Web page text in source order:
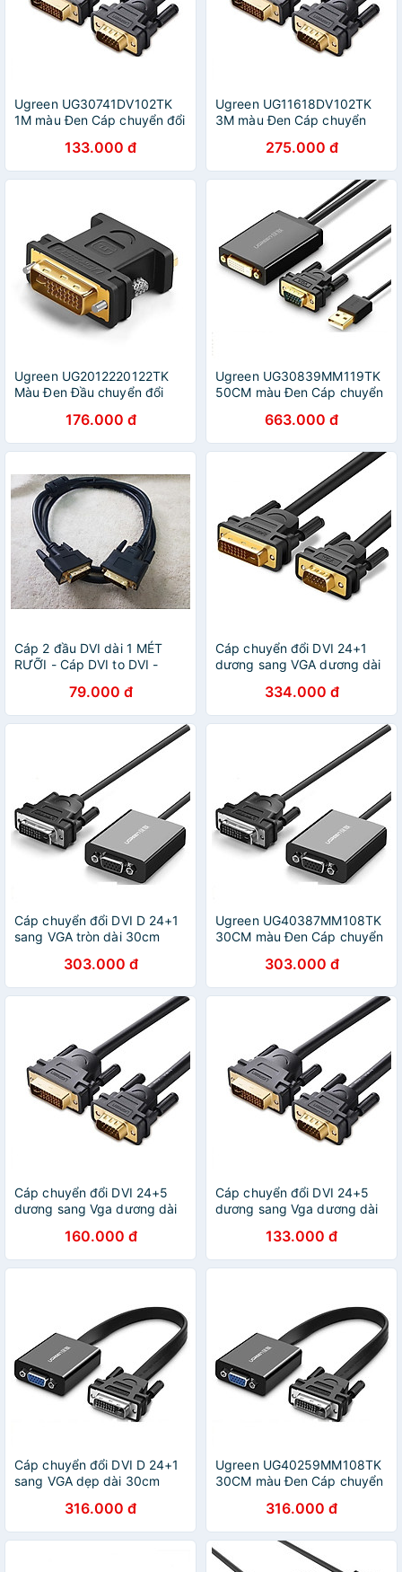
Ugreen UG30741DV102TK
1M màu Đen Cáp chuyển đổi
HÀNG CHÍNH HÃNG
133.000 đ
Ugreen UG11618DV102TK
3M màu Đen Cáp chuyển
HÀNG CHÍNH HÃNG
275.000 đ
Ugreen UG2012220122TK
Màu Đen Đầu chuyển đổi
HÀNG CHÍNH HÃNG
176.000 đ
Ugreen UG30839MM119TK
50CM màu Đen Cáp chuyển
cấp - HÀNG CHÍNH HÃNG
663.000 đ
Cáp 2 đầu DVI dài 1 MÉT
RƯỠI - Cáp DVI to DVI -
79.000 đ
Cáp chuyển đổi DVI 24+1
dương sang VGA dương dài
30838MM118 Hàng chính
hãng
334.000 đ
Cáp chuyển đổi DVI D 24+1
sang VGA tròn dài 30cm
40387MM108 Hàng chính
hãng
303.000 đ
Ugreen UG40387MM108TK
30CM màu Đen Cáp chuyển
cáp tròn - HÀNG CHÍNH
HÃNG
303.000 đ
Cáp chuyển đổi DVI 24+5
dương sang Vga dương dài
11677DV102 Hàng chính
hãng
160.000 đ
Cáp chuyển đổi DVI 24+5
dương sang Vga dương dài
30741DV102 Hàng chính
hãng
133.000 đ
Cáp chuyển đổi DVI D 24+1
sang VGA dẹp dài 30cm
40259MM108 Hàng chính
hãng
316.000 đ
Ugreen UG40259MM108TK
30CM màu Đen Cáp chuyển
cáp dẹt - HÀNG CHÍNH
HÃNG
316.000 đ